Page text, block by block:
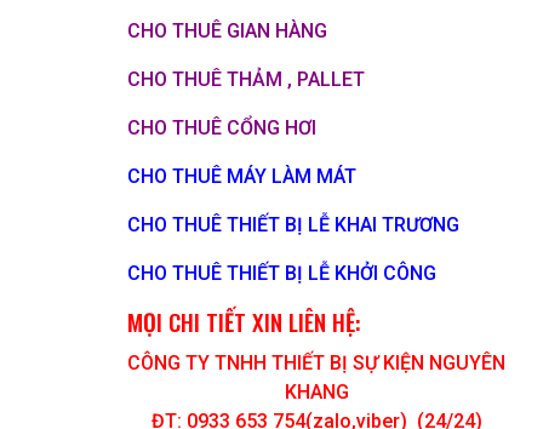
CHO THUÊ GIAN HÀNG
CHO THUÊ THẢM , PALLET
CHO THUÊ CỔNG HƠI
CHO THUÊ MÁY LÀM MÁT
CHO THUÊ THIẾT BỊ LỄ KHAI TRƯƠNG
CHO THUÊ THIẾT BỊ LỄ KHỞI CÔNG
MỌI CHI TIẾT XIN LIÊN HỆ:
CÔNG TY TNHH THIẾT BỊ SỰ KIỆN NGUYÊN
KHANG
ĐT: 0933 653 754(zalo,viber) (24/24)